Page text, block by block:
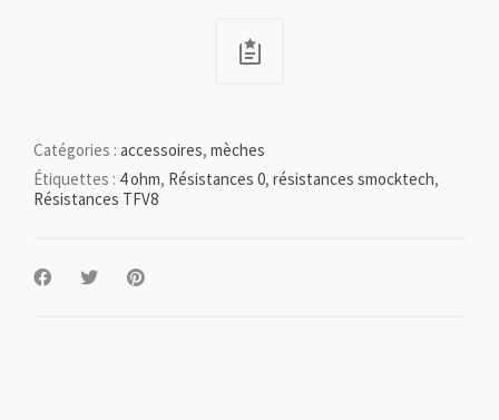
Catégories : accessoires, mèches
Étiquettes : 4 ohm, Résistances 0, résistances smocktech,
Résistances TFV8